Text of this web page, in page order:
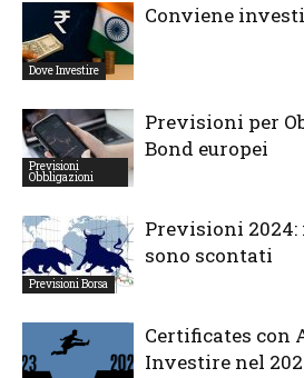
Dove Investire
Conviene
Previsioni
Obbligazioni
Previsioni per
Bond europei
Previsioni Borsa
Previsioni
sono scontati
Certificates con
Investire nel